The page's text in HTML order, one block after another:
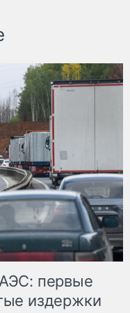
первые
издержки